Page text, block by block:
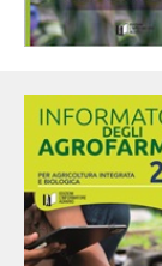
ZAPI
BENZA
ORTO BIO